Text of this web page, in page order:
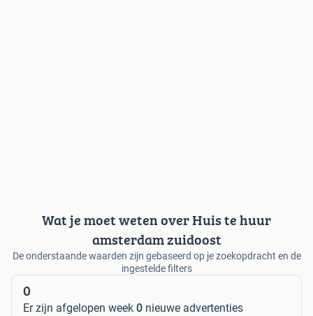
Wat je moet weten over Huis te huur
amsterdam zuidoost
De onderstaande waarden zijn gebaseerd op je zoekopdracht en de
ingestelde filters
0
Er zijn afgelopen week 0 nieuwe advertenties